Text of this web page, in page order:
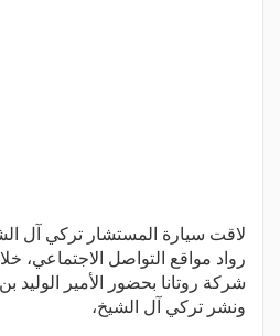
لاقت سيارة المستشار تركي آل
رواد مواقع التواصل الاجتماعي،
شركة روتانا بحضور الأمير الوليد
ونشر تركي آل الشيخ،